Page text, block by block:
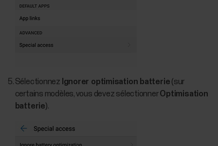
Sélectionnez Ignorer optimisation batterie (sur
certains modèles, vous devez sélectionnerOptimisation
batterie).